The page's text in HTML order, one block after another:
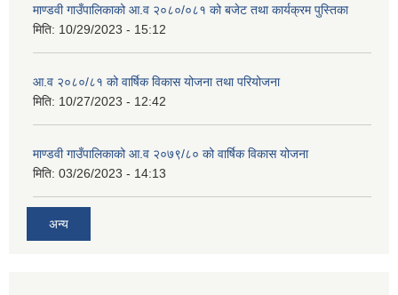
माण्डवी गाउँपालिकाको आ.व २०८०/०८१ को बजेट तथा कार्यक्रम पुस्तिका
मिति: 10/29/2023 - 15:12
आ.व २०८०/८१ को वार्षिक विकास योजना तथा परियोजना
मिति: 10/27/2023 - 12:42
माण्डवी गाउँपालिकाको आ.व २०७९/८० को वार्षिक विकास योजना
मिति: 03/26/2023 - 14:13
अन्य